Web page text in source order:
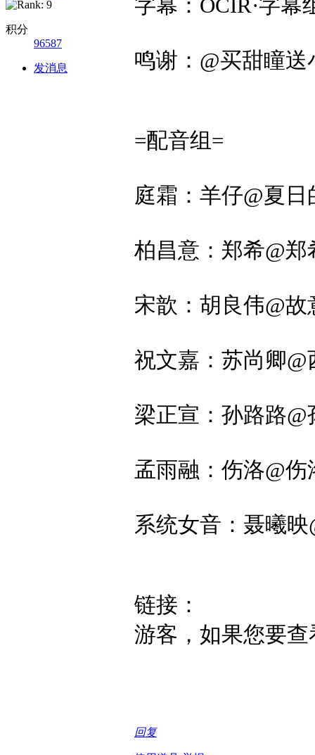
积分
96587
发消息
字幕：OCIR·字幕
鸣谢：@买甜瞳
=配音组=
庭霜：羊仔@夏日
柏昌意：郑希@郑
宋歆：胡良伟@
祝文嘉：苏尚卿@
梁正宣：孙路路@
孟雨融：伤洛@伤
系统女音：聂曦映
链接：
游客，如果您要
回复